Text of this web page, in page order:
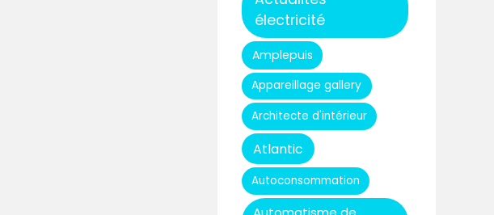
électricité
Amplepuis
Appareillage gallery
Architecte d'intérieur
Atlantic
Autoconsommation